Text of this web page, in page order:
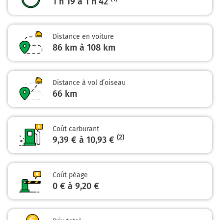
Prendre un ticket (Péage Saint Quentin Fal.
Barrière)
Continuer E70 (A43) sur 25 kilomètres
E70
TURIN-MILAN
GENÈVE
ANNECY
CHAMBÉRY
A43
Sortir et rejoindre la voie. Continuer sur 260
mètres
79 km
Distance en voiture
86 km à 108 km
Distance à vol d’oiseau
66 km
Coût carburant
9,39 € à 10,93 € (2)
Coût péage
0 € à 9,20 €